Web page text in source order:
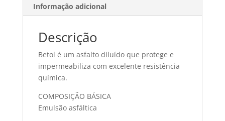
Informação adicional
Descrição
Betol é um asfalto diluído que protege e
impermeabiliza com excelente resistência
química.
COMPOSIÇÃO BÁSICA
Emulsão asfáltica